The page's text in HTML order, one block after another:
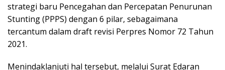
strategi baru Pencegahan dan Percepatan Penurunan
Stunting (PPPS) dengan 6 pilar, sebagaimana
tercantum dalam draft revisi Perpres Nomor 72 Tahun
2021.
Menindaklanjuti hal tersebut, melalui Surat Edaran